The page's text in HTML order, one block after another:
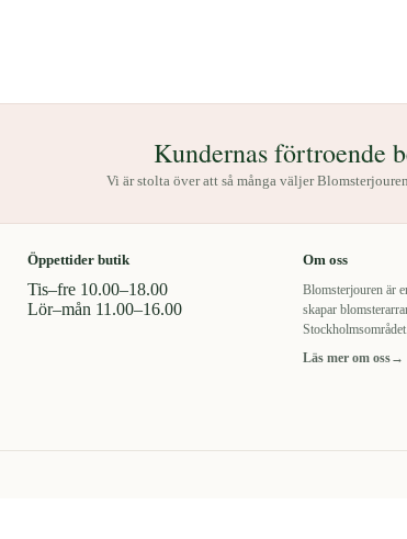
Kundernas förtroende
Vi är stolta över att så många väljer
Öppettider butik
Tis–fre 10.00–18.00
Lör–mån 11.00–16.00
Om oss
Blomsterjouren är
skapar
Stockholmsområdet.
Läs mer om oss→